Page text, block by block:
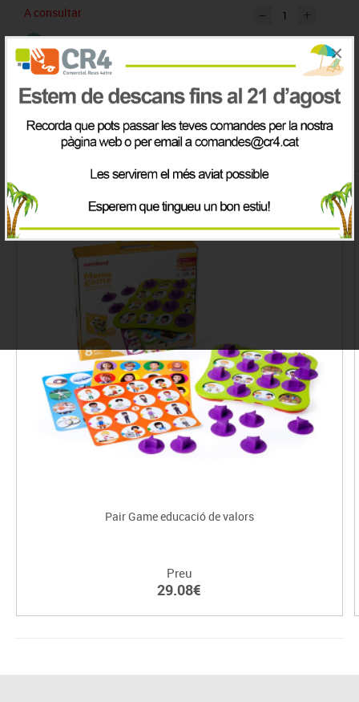
×
A consultar
IVA inclòs
Productes de la mateix categoria
Pair Game educació de valors
Preu
29.08€